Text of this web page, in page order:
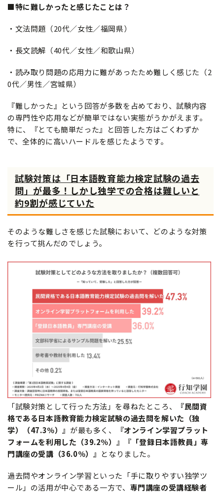
■特に難しかったと感じたことは？
・文法問題（20代／女性／福岡県）
・長文読解（40代／女性／和歌山県）
・読み取り問題の応用力に難があったため難しく感じた（2
0代／男性／宮城県）
『難しかった』という回答が多数を占めており、試験内容
の専門性や応用などが簡単ではない実態がうかがえます。
特に、『とても簡単だった』と回答した方はごくわずか
で、全体的に高いハードルを感じたようです。
試験対策は「日本語教育能力検定試験の過去
問」が最多！しかし独学での合格は難しいと
約9割が感じていた
そのような難しさを感じた試験において、どのような対策
を行って挑んだのでしょう。
「試験対策として行った方法」を尋ねたところ、
『民間資
格である日本語教育能力検定試験の過去問を解いた（独
学）（47.3％）』 が最も多く、
『オンライン学習プラット
フォームを利用した（39.2％）』『「登録日本語教員」専
門講座の受講（36.0％）』 となりました。
過去問やオンライン学習といった「手に取りやすい独学ツ
ール」の活用が中心である一方で、 専門講座の受講経験者